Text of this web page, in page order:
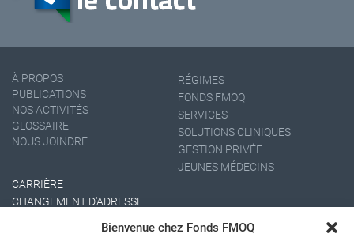
Bienvenue chez Fonds FMOQ
À PROPOS
PUBLICATIONS
NOS ACTIVITÉS
GLOSSAIRE
NOUS JOINDRE
RÉGIMES
FONDS FMOQ
SERVICES
SOLUTIONS CLINIQUES
GESTION PRIVÉE
JEUNES MÉDECINS
CARRIÈRE
CHANGEMENT D'ADRESSE